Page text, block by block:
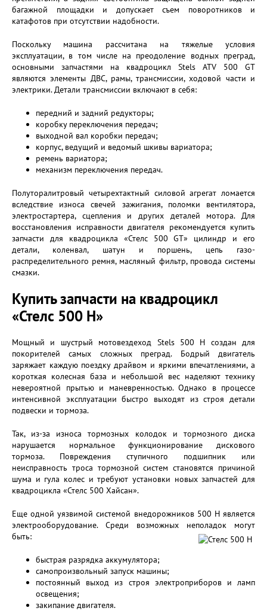
багажной площадки и допускает съем поворотников и
катафотов при отсутствии надобности.
Поскольку машина рассчитана на тяжелые условия
эксплуатации, в том числе на преодоление водных преград,
основными запчастями на квадроцикл Stels ATV 500 GT
являются элементы ДВС, рамы, трансмиссии, ходовой части и
электрики. Детали трансмиссии включают в себя:
передний и задний редукторы;
коробку переключения передач;
выходной вал коробки передач;
корпус, ведущий и ведомый шкивы вариатора;
ремень вариатора;
механизм переключения передач.
Полуторалитровый четырехтактный силовой агрегат ломается
вследствие износа свечей зажигания, поломки вентилятора,
электростартера, сцепления и других деталей мотора. Для
восстановления исправности двигателя рекомендуется купить
запчасти для квадроцикла «Стелс 500 GT» цилиндр и его
детали, коленвал, шатун и поршень, цепь газо-
распределительного ремня, масляный фильтр, провода системы
смазки.
Купить запчасти на квадроцикл
«Стелс 500 Н»
Мощный и шустрый мотовездеход Stels 500 H создан для
покорителей самых сложных преград. Бодрый двигатель
заряжает каждую поездку драйвом и яркими впечатлениями, а
короткая колесная база и небольшой вес наделяют технику
невероятной прытью и маневренностью. Однако в процессе
интенсивной эксплуатации быстро выходят из строя детали
подвески и тормоза.
Так, из-за износа тормозных колодок и тормозного диска
нарушается нормальное функционирование дискового
тормоза. Повреждения ступичного подшипник или
неисправность троса тормозной систем становятся причиной
шума и гула колес и требуют установки новых запчастей для
квадроцикла «Стелс 500 Хайсан».
Еще одной уязвимой системой внедорожников 500 Н является
электрооборудование. Среди возможных неполадок могут
быть:
быстрая разрядка аккумулятора;
самопроизвольный запуск машины;
постоянный выход из строя электроприборов и ламп
освещения;
закипание двигателя.